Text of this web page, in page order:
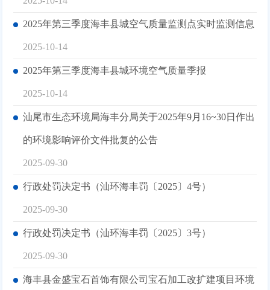
2025年第三季度海丰县城空气质量监测点实时监测信息
2025-10-14
2025年第三季度海丰县城环境空气质量季报
2025-10-14
汕尾市生态环境局海丰分局关于2025年9月16~30日作出
的环境影响评价文件批复的公告
2025-09-30
行政处罚决定书（汕环海丰罚〔2025〕4号）
2025-09-30
行政处罚决定书（汕环海丰罚〔2025〕3号）
2025-09-30
海丰县金盛宝石首饰有限公司宝石加工改扩建项目环境